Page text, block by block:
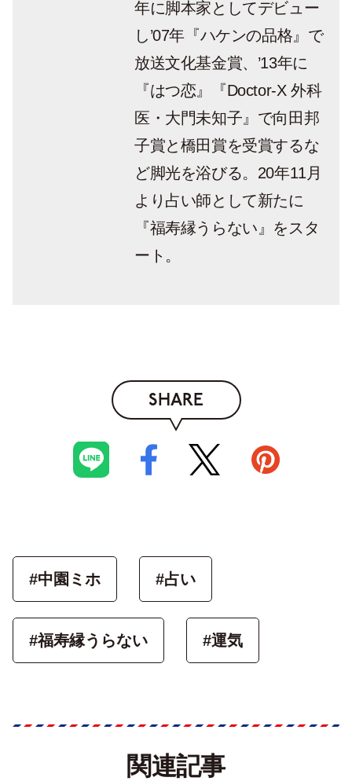
年に脚本家としてデビュー
し’07年『ハケンの品格』で
放送文化基金賞、’13年に
『はつ恋』『Doctor-X 外科
医・大門未知子』で向田邦
子賞と橋田賞を受賞するな
ど脚光を浴びる。20年11月
より占い師として新たに
『福寿縁うらない』をスタ
ート。
SHARE
#中園ミホ #占い
#福寿縁うらない #運気
関連記事